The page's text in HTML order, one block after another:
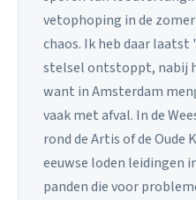
vetophoping in de
chaos. Ik heb daar laatst
stelsel ontstoppt, nabij
want in Amsterdam
vaak met afval. In de
rond de Artis of de Oude
eeuwse loden leidingen
panden die voor